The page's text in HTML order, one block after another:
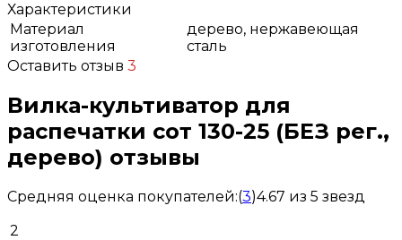
Характеристики
Материал
изготовления
дерево, нержавеющая
сталь
Оставить отзыв 3
Вилка-культиватор для
распечатки сот 130-25 (БЕЗ рег.,
дерево) отзывы
Средняя оценка покупателей:(3)4.67 из 5 звезд
2